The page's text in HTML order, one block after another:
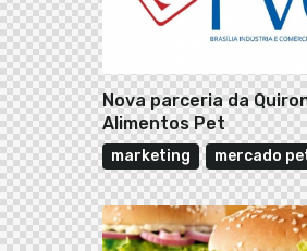
Nova parceria da
Alimentos Pet
marketing mercado